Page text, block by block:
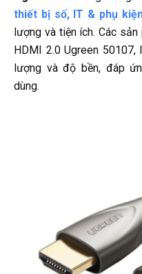
thiết bị số, IT & phụ
lượng và tiện ích. Các
HDMI 2.0 Ugreen
lượng và độ bền, đáp
dùng.